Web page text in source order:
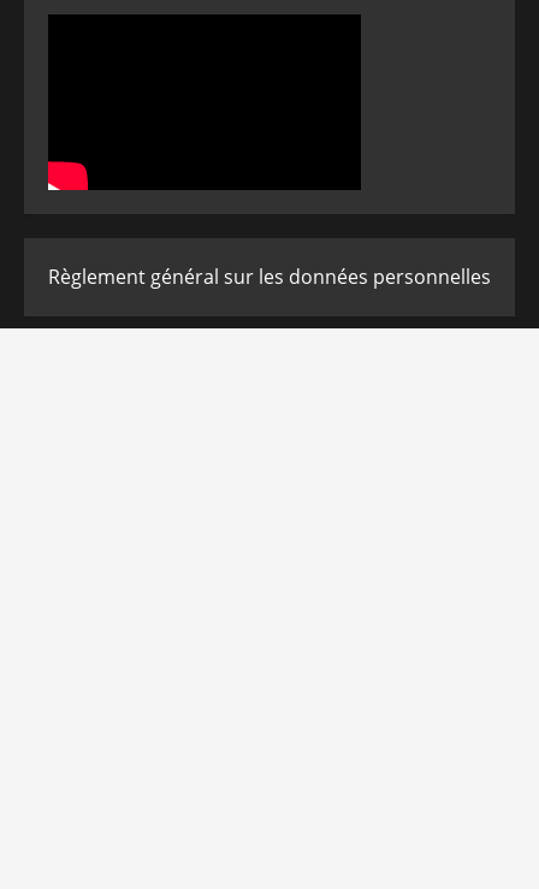
Règlement général sur les données personnelles